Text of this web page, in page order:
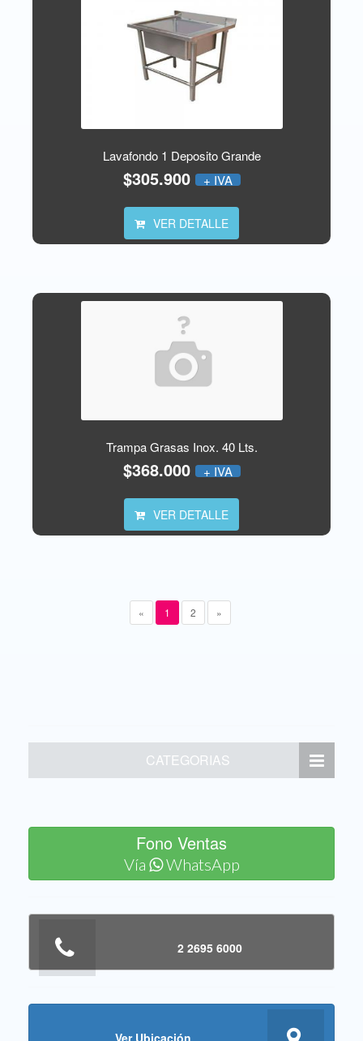
Lavafondo 1 Deposito Grande
$305.900 + IVA
VER DETALLE
Trampa Grasas Inox. 40 Lts.
$368.000 + IVA
VER DETALLE
« 1 2 »
CATEGORIAS
Fono Ventas
Vía WhatsApp
2 2695 6000